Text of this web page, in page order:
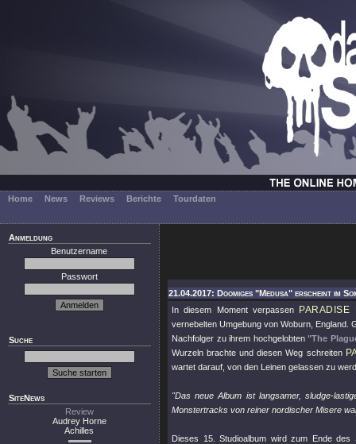
Home News Reviews Berichte Tourdaten
Anmeldung
Benutzername
Passwort
Suche
SiteNews
Review
Audrey Horne
Achilles
21.04.2017: Doomiges "Medusa" erscheint im
In diesem Moment verpassen
PARADISE
vernebelten Umgebung von Woburn, England.
Nachfolger zu ihrem hochgelobten"The
Wurzeln brachte und diesen Weg schreiten
wartet darauf, von den Leinen gelassen zu
"Das neue Album ist langsamer, sludge-
Monstertracks von reiner nordischer Misere
Dieses 15. Studioalbum wird zum Ende